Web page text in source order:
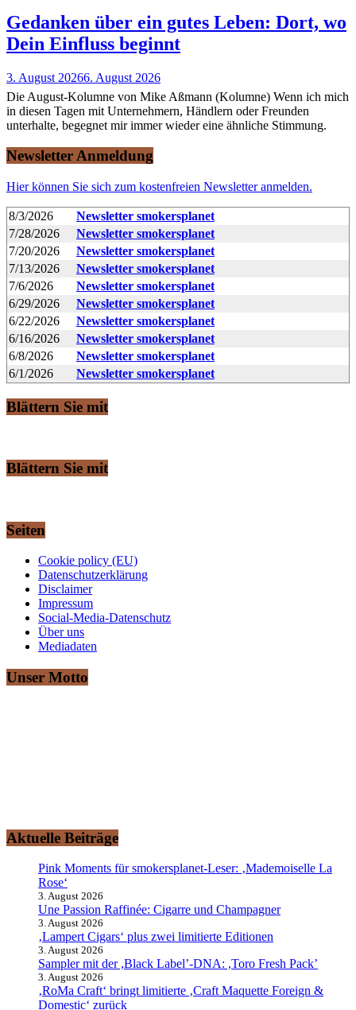
Gedanken über ein gutes Leben: Dort, wo
Dein Einfluss beginnt
3. August 20266. August 2026
Die August-Kolumne von Mike Aßmann (Kolumne) Wenn ich mich
in diesen Tagen mit Unternehmern, Händlern oder Freunden
unterhalte, begegnet mir immer wieder eine ähnliche Stimmung.
Newsletter Anmeldung
Hier können Sie sich zum kostenfreien Newsletter anmelden.
8/3/2026
Newsletter smokersplanet
7/28/2026
Newsletter smokersplanet
7/20/2026
Newsletter smokersplanet
7/13/2026
Newsletter smokersplanet
7/6/2026
Newsletter smokersplanet
6/29/2026
Newsletter smokersplanet
6/22/2026
Newsletter smokersplanet
6/16/2026
Newsletter smokersplanet
6/8/2026
Newsletter smokersplanet
6/1/2026
Newsletter smokersplanet
Blättern Sie mit
Blättern Sie mit
Seiten
Cookie policy (EU)
Datenschutzerklärung
Disclaimer
Impressum
Social-Media-Datenschutz
Über uns
Mediadaten
Unser Motto
Aktuelle Beiträge
Pink Moments für smokersplanet-Leser: ‚Mademoiselle La
Rose‘
3. August 2026
Une Passion Raffinée: Cigarre und Champagner
3. August 2026
‚Lampert Cigars‘ plus zwei limitierte Editionen
3. August 2026
Sampler mit der ,Black Label’-DNA: ,Toro Fresh Pack’
3. August 2026
‚RoMa Craft‘ bringt limitierte ‚Craft Maquette Foreign &
Domestic‘ zurück